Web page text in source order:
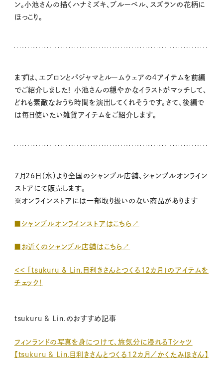
ン。小池さんの描くハナミズキ、ブルーベル、スズランの花柄に
ほっこり。
まずは、エプロンとパジャマとルームウェアの４アイテムを前編
でご紹介しました！ 小池さんの穏やかなイラストがマッチして、
どれも素敵なおうち時間を演出してくれそうです。さて、後編で
は毎日使いたい雑貨アイテムをご紹介します。
7月26日（水）より全国のシャンブル店舗、シャンブルオンライン
ストアにて販売します。
※オンラインストアには一部取り扱いのない商品があります
■シャンブルオンラインストアはこちら↗
■お近くのシャンブル店舗はこちら↗
＜＜ 「tsukuru & Lin.目利きさんとつくる12カ月」のアイテムを
チェック！
tsukuru & Lin.のおすすめ記事
フィンランドの写真を身につけて、旅気分に浸れるTシャツ
【tsukuru & Lin.目利きさんとつくる12カ月／かくたみほさん】